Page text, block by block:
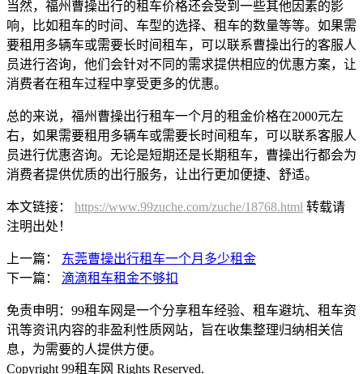
当然，福州曹操出行的租车价格还会受到一些其他因素的影
响，比如租车的时间、车型的选择、租车的数量等等。如果需
要租用多辆车或需要长时间租车，可以联系曹操出行的客服人
员进行咨询，他们会针对不同的需求提供相应的优惠方案，让
消费者在租车过程中享受更多的优惠。
总的来说，福州曹操出行租车一个月的租金价格在2000元左
右，如果需要租用多辆车或需要长时间租车，可以联系客服人
员进行优惠咨询。无论是短期还是长期租车，曹操出行都会为
消费者提供优质的出行服务，让出行更加便捷、舒适。
本文链接： https://www.99zuche.com/zuche/18768.html 转载请
注明出处！
上一篇： 东莞曹操出行租车一个月多少租金
下一篇： 滴滴租车租金不够扣
免责申明：99租车网是一个分享租车经验、租车避坑、租车资
讯等资讯内容的非盈利性质网站，旨在收集整理归纳相关信
息，为需要的人提供方便。
Copyright 99租车网 Rights Reserved.